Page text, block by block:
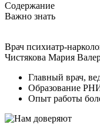
Содержание
Важно знать
Врач психиатр-
Чистякова Мария
Главный врач,
Образование
Опыт работы